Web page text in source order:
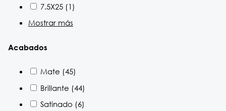
7.5X25 (1)
Mostrar más
Acabados
Mate (45)
Brillante (44)
Satinado (6)